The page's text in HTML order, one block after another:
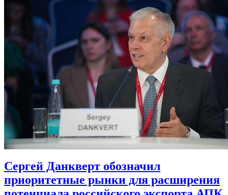
Сергей Данкверт обозначил
приоритетные рынки для расширения